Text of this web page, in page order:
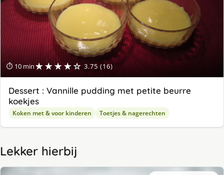
⏱ 10 min★★★★☆ 3.75 (16)
Dessert : Vannille pudding met petite beurre
koekjes
Koken met & voor kinderen Toetjes & nagerechten
Lekker hierbij